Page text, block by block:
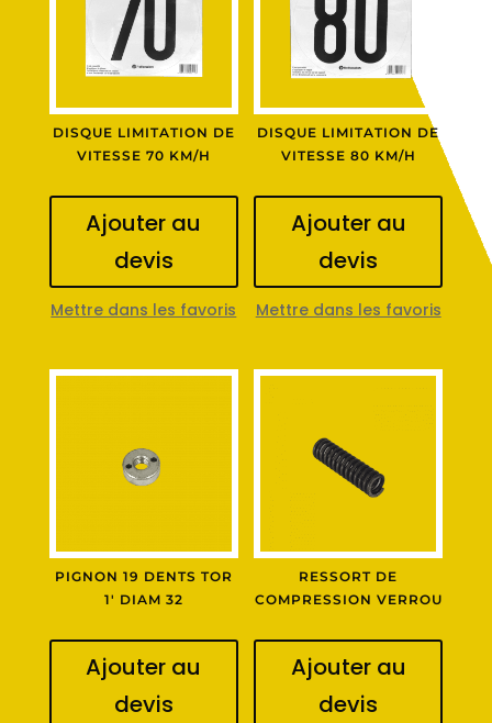
DISQUE LIMITATION DE
VITESSE 70 KM/H
Ajouter au
devis
Mettre dans les favoris
DISQUE LIMITATION DE
VITESSE 80 KM/H
Ajouter au
devis
Mettre dans les favoris
PIGNON 19 DENTS TOR
1′ DIAM 32
Ajouter au
devis
RESSORT DE
COMPRESSION VERROU
Ajouter au
devis